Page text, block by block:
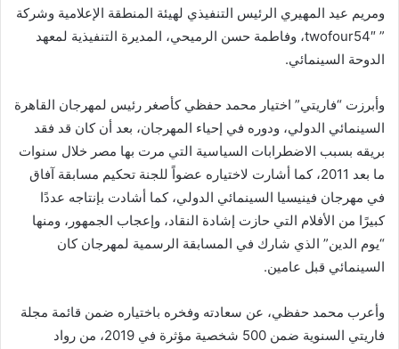
ومريم عيد المهيري الرئيس التنفيذي لهيئة المنطقة الإعلامية وشركة
” twofour54″، وفاطمة حسن الرميحي، المديرة التنفيذية لمعهد
الدوحة السينمائي.
وأبرزت “فاريتي” اختيار محمد حفظي كأصغر رئيس لمهرجان القاهرة
السينمائي الدولي، ودوره في إحياء المهرجان، بعد أن كان قد فقد
بريقه بسبب الاضطرابات السياسية التي مرت بها مصر خلال سنوات
ما بعد 2011، كما أشارت لاختياره عضواً للجنة تحكيم مسابقة آفاق
في مهرجان فينيسيا السينمائي الدولي، كما أشادت بإنتاجه عددًا
كبيرًا من الأفلام التي حازت إشادة النقاد، وإعجاب الجمهور، ومنها
“يوم الدين” الذي شارك في المسابقة الرسمية لمهرجان كان
السينمائي قبل عامين.
وأعرب محمد حفظي، عن سعادته وفخره باختياره ضمن قائمة مجلة
فاريتي السنوية ضمن 500 شخصية مؤثرة في 2019، من رواد